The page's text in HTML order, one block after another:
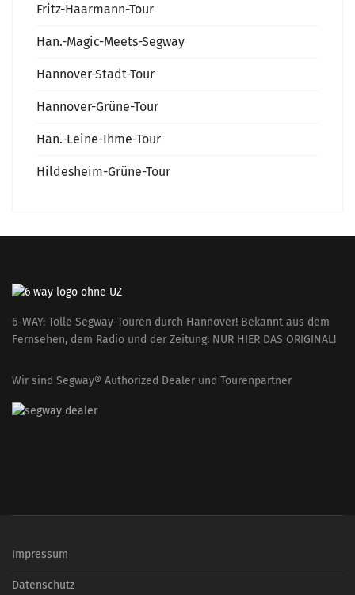
Fritz-Haarmann-Tour
Han.-Magic-Meets-Segway
Hannover-Stadt-Tour
Hannover-Grüne-Tour
Han.-Leine-Ihme-Tour
Hildesheim-Grüne-Tour
6-WAY: Tolle Segway-Touren durch Hannover! Bekannt aus dem
Fernsehen, dem Radio und der Zeitung: NUR HIER DAS ORIGINAL!
Wir sind Segway® Authorized Dealer und Tourenpartner
Impressum
Datenschutz